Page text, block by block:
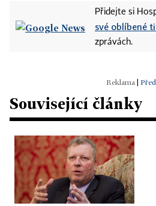
Přidejte si
své oblíbené
zprávách.
Související články